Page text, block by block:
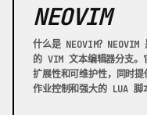
NEOVIM
什么是 NEOVIM？
的 VIM 文本编辑器分支。
扩展性和可维护性，同时
作业控制和强大的 LUA